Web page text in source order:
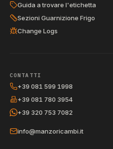
Guida a trovare l'etichetta
Sezioni Guarnizione Frigo
Change Logs
CONTATTI
+39 081 599 1998
+39 081 780 3954
+39 320 753 7082
info@manzoricambi.it